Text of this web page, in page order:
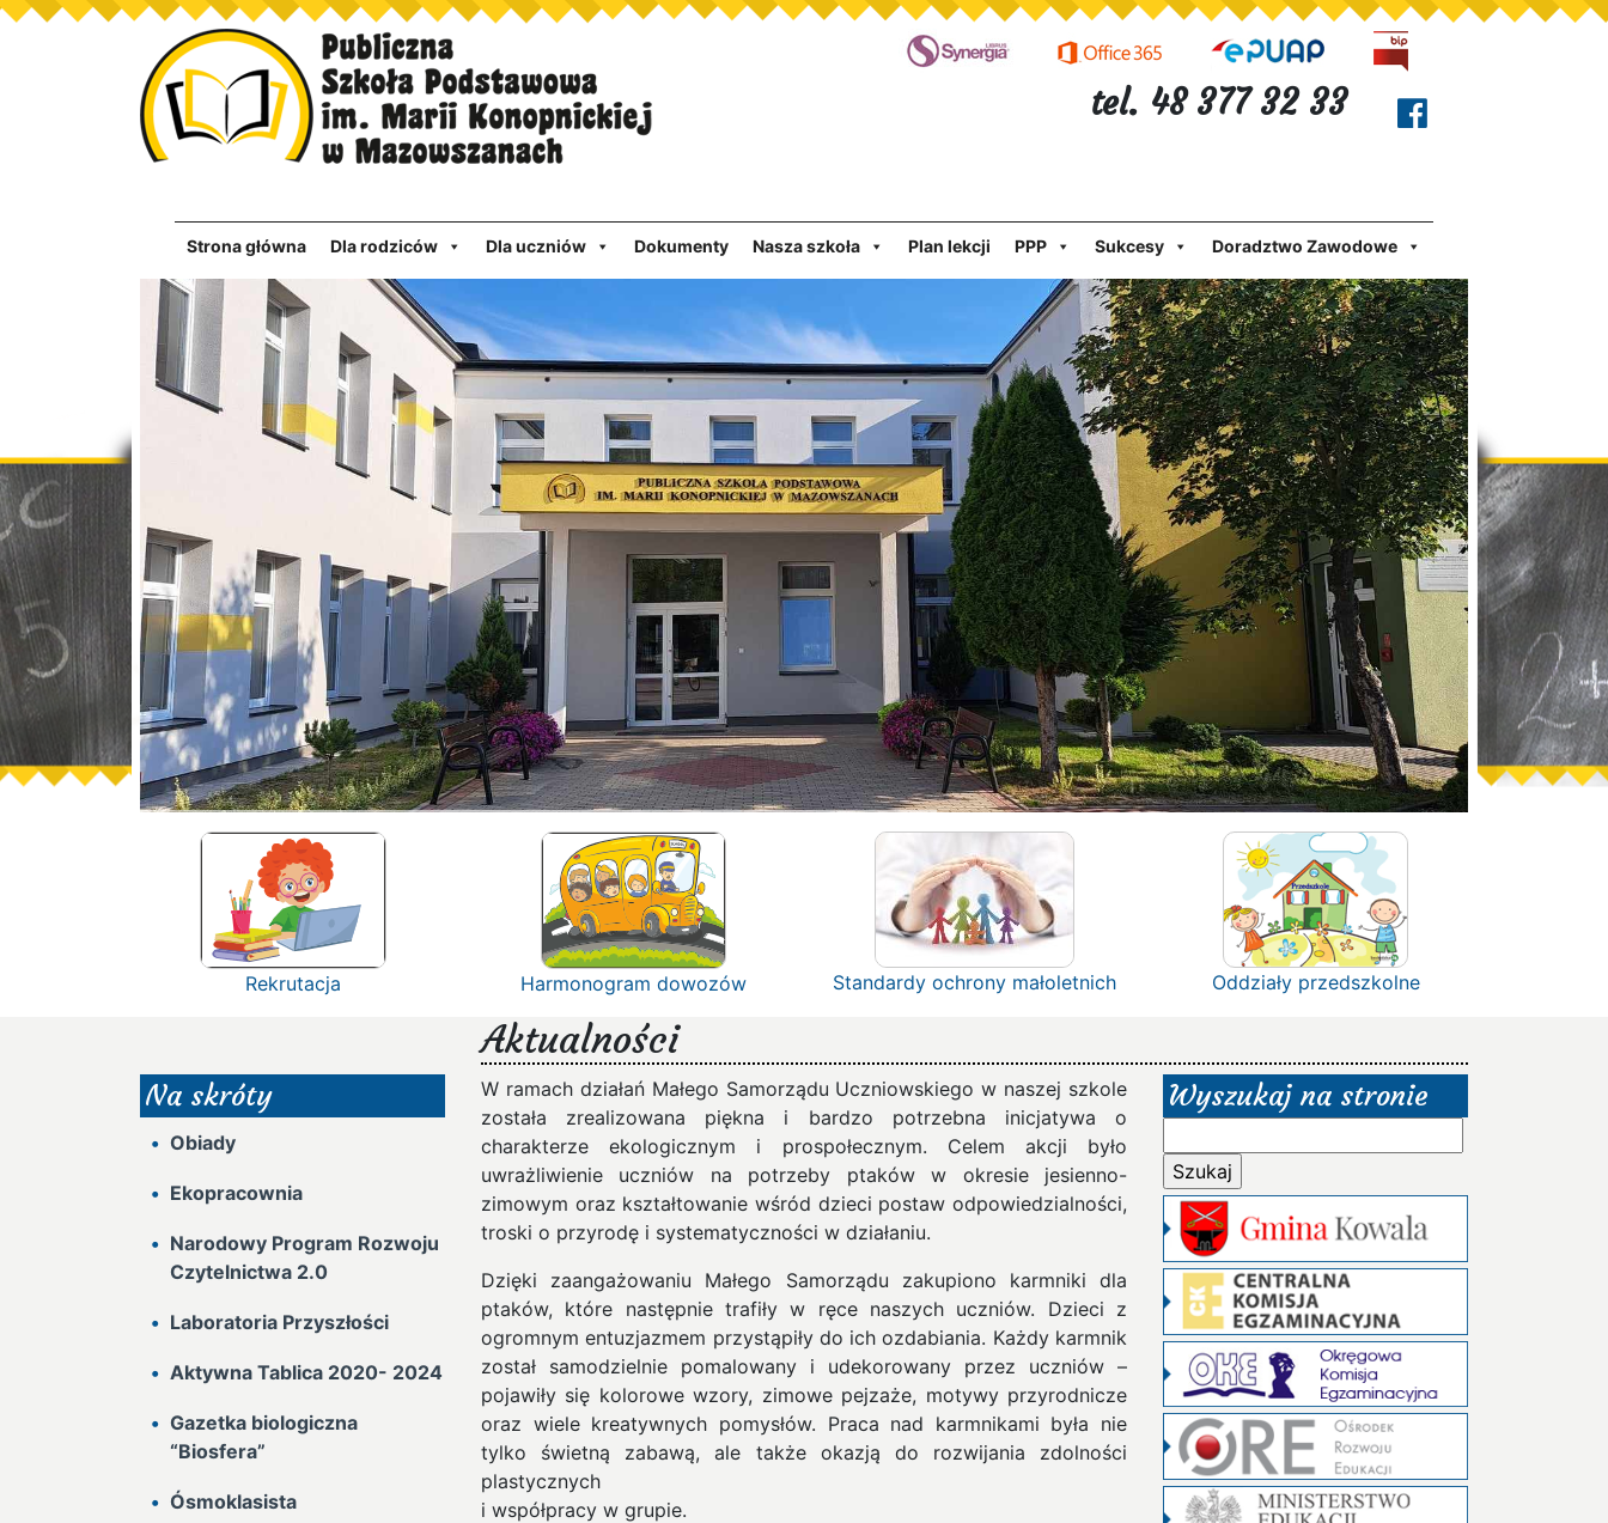
tel. 48 377 32 33
Strona główna Dla rodziców Dla uczniów Dokumenty Nasza szkoła Plan lekcji PPP Sukcesy Doradztwo Zawodowe
Rekrutacja Harmonogram dowozów Standardy ochrony małoletnich Oddziały przedszkolne
Aktualności
Na skróty
Obiady
Ekopracownia
Narodowy Program Rozwoju
Czytelnictwa 2.0
Laboratoria Przyszłości
Aktywna Tablica 2020- 2024
Gazetka biologiczna
“Biosfera”
Ósmoklasista
W ramach działań Małego Samorządu Uczniowskiego w naszej szkole
została zrealizowana piękna i bardzo potrzebna inicjatywa o
charakterze ekologicznym i prospołecznym. Celem akcji było
uwrażliwienie uczniów na potrzeby ptaków w okresie jesienno-
zimowym oraz kształtowanie wśród dzieci postaw odpowiedzialności,
troski o przyrodę i systematyczności w działaniu.
Dzięki zaangażowaniu Małego Samorządu zakupiono karmniki dla
ptaków, które następnie trafiły w ręce naszych uczniów. Dzieci z
ogromnym entuzjazmem przystąpiły do ich ozdabiania. Każdy karmnik
został samodzielnie pomalowany i udekorowany przez uczniów –
pojawiły się kolorowe wzory, zimowe pejzaże, motywy przyrodnicze
oraz wiele kreatywnych pomysłów. Praca nad karmnikami była nie
tylko świetną zabawą, ale także okazją do rozwijania zdolności
plastycznych
i współpracy w grupie.
Wyszukaj na stronie